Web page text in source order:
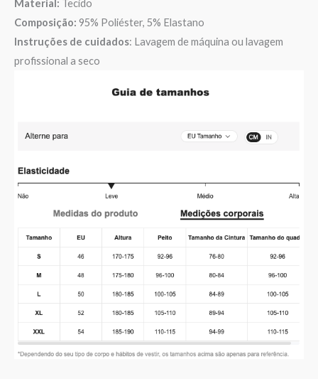
Material: Tecido
Composição: 95% Poliéster, 5% Elastano
Instruções de cuidados: Lavagem de máquina ou lavagem
profissional a seco